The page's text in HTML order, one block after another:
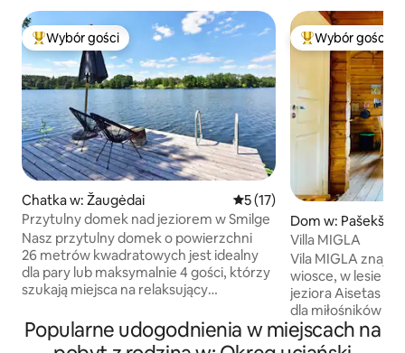
Najpopularniejsze z kategorii Wybór gości
Wybór gości
Chatka w: Žaugėdai Średnia ocena: 5 na 5,
5 (17)
Przytulny domek nad jeziorem w Smilge
Nasz przytulny domek o powierzchni
26 metrów kwadratowych jest idealny
dla pary lub maksymalnie 4 gości, którzy
szukają miejsca na relaksujący
aneks kuchenny, jadalnia, łóżko
dwuosobowe, dodatkowe miejsca do
Wybór gości
Dom w: Pašekščiai
Villa MIGLA
Vila MIGLA
wiosce, w lesie
jeziora Aisetas
dla miłośników
Ja osobiście
dystansach w
Popularne udogodnienia w miejscach na